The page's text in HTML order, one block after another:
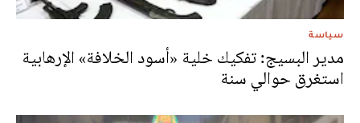
سياسة
مدير البسيج: تفكيك خلية «أسود الخلافة» الإرهابية
استغرق حوالي سنة